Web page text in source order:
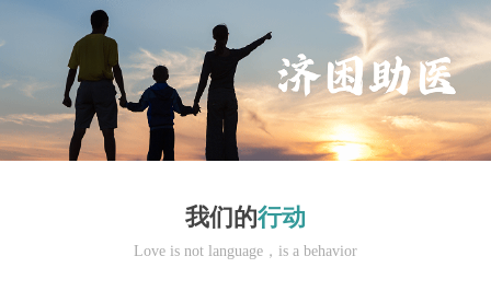
信息公开
我们的行动
Love is not language，is a behavior